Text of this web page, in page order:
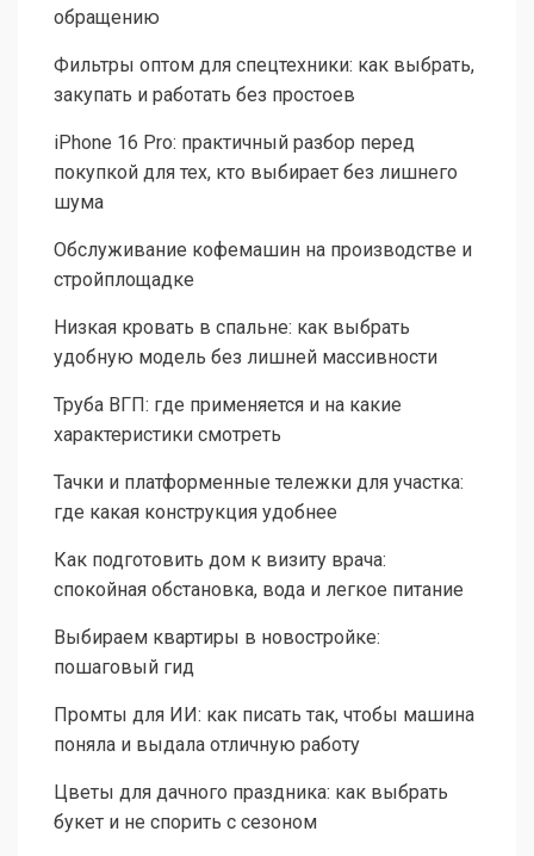
обращению
Фильтры оптом для спецтехники: как выбрать,
закупать и работать без простоев
iPhone 16 Pro: практичный разбор перед
покупкой для тех, кто выбирает без лишнего
шума
Обслуживание кофемашин на производстве и
стройплощадке
Низкая кровать в спальне: как выбрать
удобную модель без лишней массивности
Труба ВГП: где применяется и на какие
характеристики смотреть
Тачки и платформенные тележки для участка:
где какая конструкция удобнее
Как подготовить дом к визиту врача:
спокойная обстановка, вода и легкое питание
Выбираем квартиры в новостройке:
пошаговый гид
Промты для ИИ: как писать так, чтобы машина
поняла и выдала отличную работу
Цветы для дачного праздника: как выбрать
букет и не спорить с сезоном